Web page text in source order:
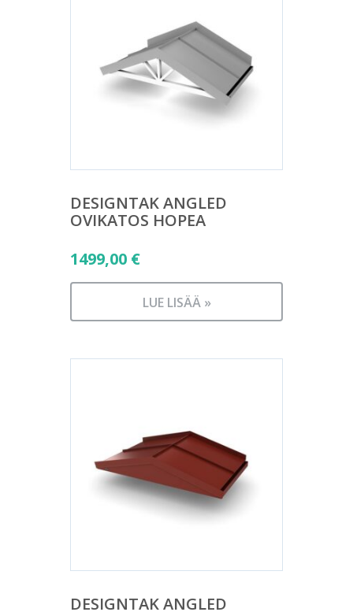
DESIGNTAK ANGLED
OVIKATOS HOPEA
1499,00 €
LUE LISÄÄ »
DESIGNTAK ANGLED